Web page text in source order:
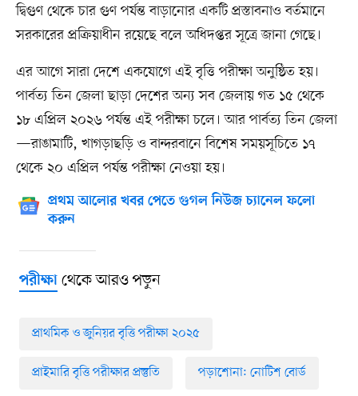
দ্বিগুণ থেকে চার গুণ পর্যন্ত বাড়ানোর একটি প্রস্তাবনাও বর্তমানে
সরকারের প্রক্রিয়াধীন রয়েছে বলে অধিদপ্তর সূত্রে জানা গেছে।
এর আগে সারা দেশে একযোগে এই বৃত্তি পরীক্ষা অনুষ্ঠিত হয়।
পার্বত্য তিন জেলা ছাড়া দেশের অন্য সব জেলায় গত ১৫ থেকে
১৮ এপ্রিল ২০২৬ পর্যন্ত এই পরীক্ষা চলে। আর পার্বত্য তিন জেলা
—রাঙামাটি, খাগড়াছড়ি ও বান্দরবানে বিশেষ সময়সূচিতে ১৭
থেকে ২০ এপ্রিল পর্যন্ত পরীক্ষা নেওয়া হয়।
প্রথম আলোর খবর পেতে গুগল নিউজ চ্যানেল ফলো
করুন
পরীক্ষাথেকে আরও পড়ুন
প্রাথমিক ও জুনিয়র বৃত্তি পরীক্ষা ২০২৫
প্রাইমারি বৃত্তি পরীক্ষার প্রস্তুতি পড়াশোনা: নোটিশ বোর্ড